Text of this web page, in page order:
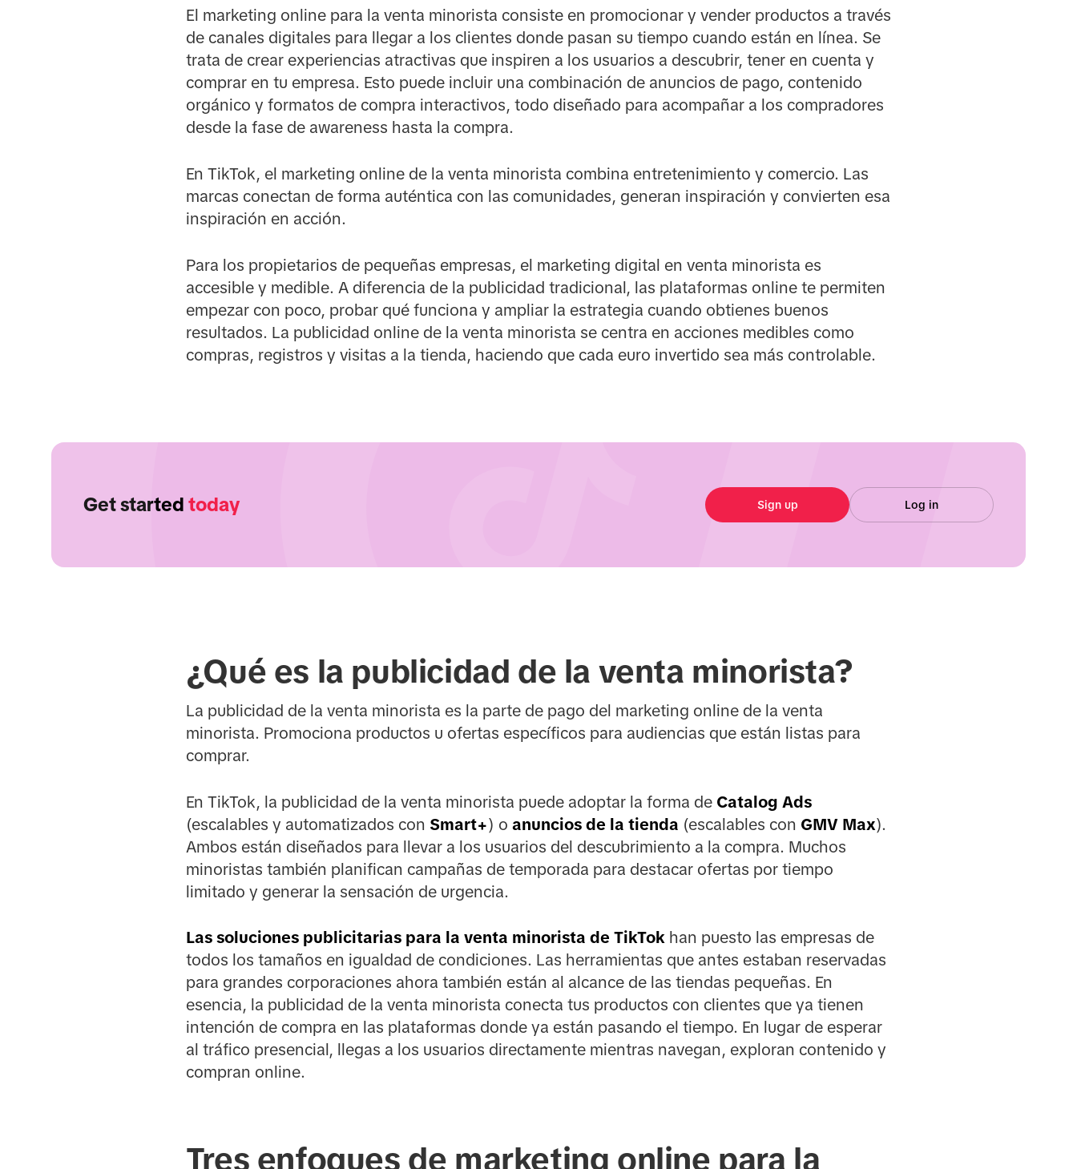
El marketing online para la venta minorista consiste en promocionar y vender productos a través
de canales digitales para llegar a los clientes donde pasan su tiempo cuando están en línea. Se
trata de crear experiencias atractivas que inspiren a los usuarios a descubrir, tener en cuenta y
comprar en tu empresa. Esto puede incluir una combinación de anuncios de pago, contenido
orgánico y formatos de compra interactivos, todo diseñado para acompañar a los compradores
desde la fase de awareness hasta la compra.
En TikTok, el marketing online de la venta minorista combina entretenimiento y comercio. Las
marcas conectan de forma auténtica con las comunidades, generan inspiración y convierten esa
inspiración en acción.
Para los propietarios de pequeñas empresas, el marketing digital en venta minorista es
accesible y medible. A diferencia de la publicidad tradicional, las plataformas online te permiten
empezar con poco, probar qué funciona y ampliar la estrategia cuando obtienes buenos
resultados. La publicidad online de la venta minorista se centra en acciones medibles como
compras, registros y visitas a la tienda, haciendo que cada euro invertido sea más controlable.
Get started today Sign up Log in
¿Qué es la publicidad de la venta minorista?
La publicidad de la venta minorista es la parte de pago del marketing online de la venta
minorista. Promociona productos u ofertas específicos para audiencias que están listas para
comprar.
En TikTok, la publicidad de la venta minorista puede adoptar la forma de Catalog Ads
(escalables y automatizados con Smart+) o anuncios de la tienda (escalables con GMV Max).
Ambos están diseñados para llevar a los usuarios del descubrimiento a la compra. Muchos
minoristas también planifican campañas de temporada para destacar ofertas por tiempo
limitado y generar la sensación de urgencia.
Las soluciones publicitarias para la venta minorista de TikTok han puesto las empresas de
todos los tamaños en igualdad de condiciones. Las herramientas que antes estaban reservadas
para grandes corporaciones ahora también están al alcance de las tiendas pequeñas. En
esencia, la publicidad de la venta minorista conecta tus productos con clientes que ya tienen
intención de compra en las plataformas donde ya están pasando el tiempo. En lugar de esperar
al tráfico presencial, llegas a los usuarios directamente mientras navegan, exploran contenido y
compran online.
Tres enfoques de marketing online para la